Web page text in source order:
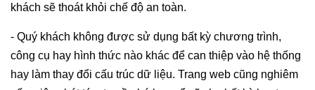
khách sẽ thoát khỏi chế độ an toàn.
- Quý khách không được sử dụng bất kỳ chương trình,
công cụ hay hình thức nào khác để can thiệp vào hệ thống
hay làm thay đổi cấu trúc dữ liệu. Trang web cũng nghiêm